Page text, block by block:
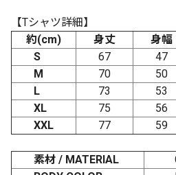
【Tシャツ詳細】
約(cm)
身丈 身
S
67 47
M
70 50
L
73 53
XL
75 56
XXL
77 59
素材 / MATERIAL